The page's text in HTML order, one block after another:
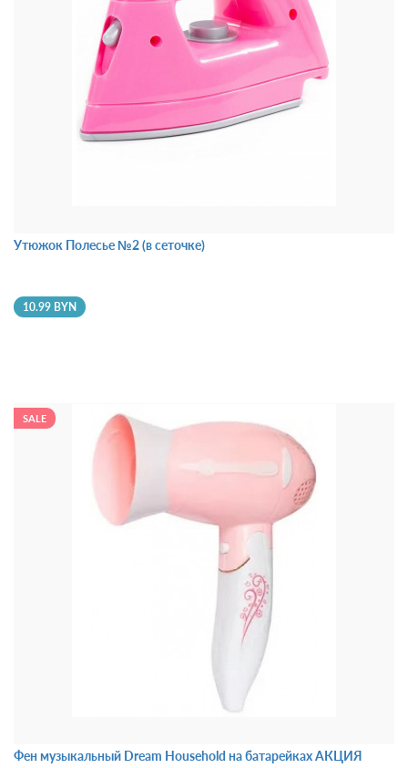
Утюжок Полесье №2 (в сеточке)
10.99 BYN
SALE
Фен музыкальный Dream Household на батарейках АКЦИЯ